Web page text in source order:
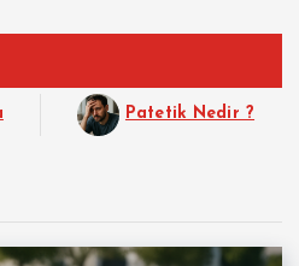
Patetik Nedir ?